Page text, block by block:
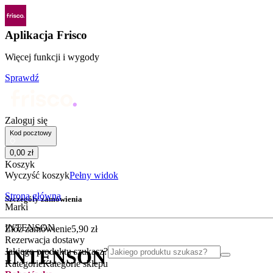
Aplikacja Frisco
Więcej funkcji i wygody
Sprawdź
Zaloguj się
Kod pocztowy
0,00 zł
Koszyk
Wyczyść koszykPełny widok
Szczegóły zamówienia
Złóż zamówienie5,90 zł
Rezerwacja dostawy
Jakiego produktu szukasz?
KategorieKategorie sklepu
Strona główna
Marki
INTENSON
INTENSON